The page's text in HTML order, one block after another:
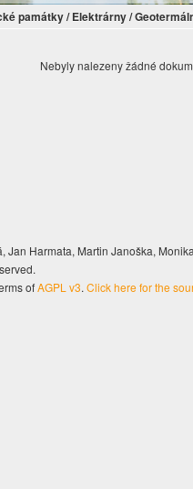
památky/ Elektrárny/
Nebyly nalezeny žádné
Harmata, Martin Janoška,
ofAGPL v3. Click here for the